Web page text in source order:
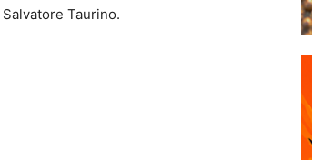
Taurino.